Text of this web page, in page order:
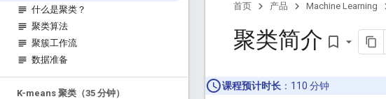
什么是聚类？
聚类算法
聚簇工作流
数据准备
K-means 聚类（35 分钟）
首页 产品 Machine Learning
聚类简介 bookmark_border
课程预计时长 ：110 分钟